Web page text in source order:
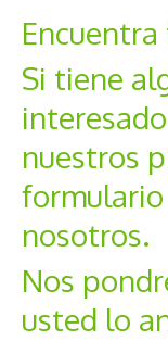
Si tiene
nuestros
nosotros.
Nos
usted lo